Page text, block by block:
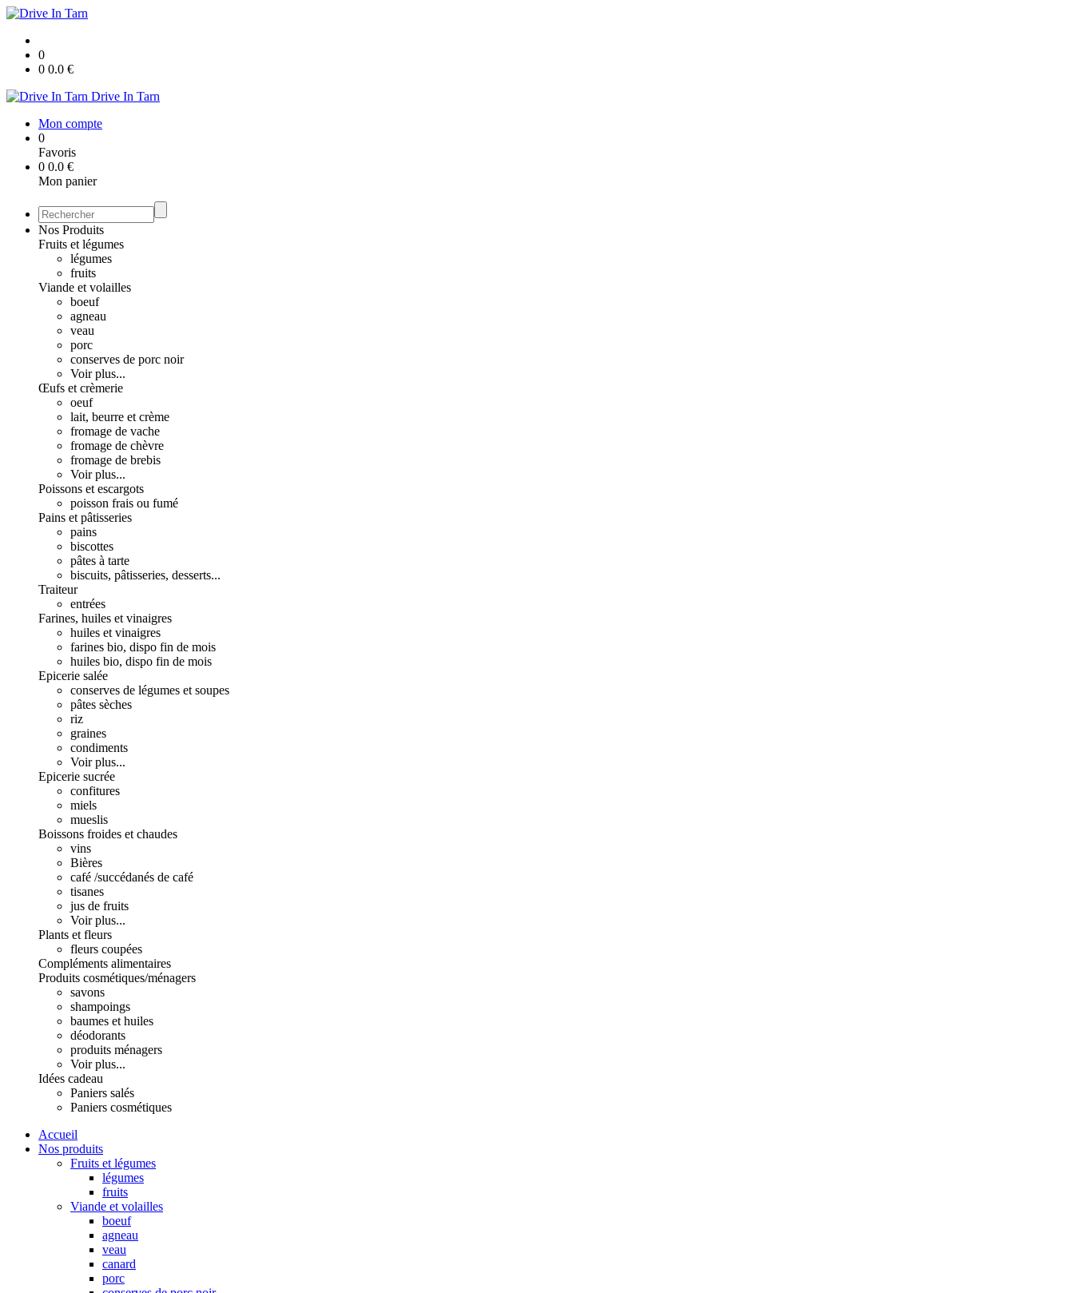
0
0 0.0 €
Drive In Tarn
Mon compte
0
Favoris
0 0.0 €
Mon panier
Nos Produits
Fruits et légumes
légumes
fruits
Viande et volailles
boeuf
agneau
veau
porc
conserves de porc noir
Voir plus...
Œufs et crèmerie
oeuf
lait, beurre et crème
fromage de vache
fromage de chèvre
fromage de brebis
Voir plus...
Poissons et escargots
poisson frais ou fumé
Pains et pâtisseries
pains
biscottes
pâtes à tarte
biscuits, pâtisseries, desserts...
Traiteur
entrées
Farines, huiles et vinaigres
huiles et vinaigres
farines bio, dispo fin de mois
huiles bio, dispo fin de mois
Epicerie salée
conserves de légumes et soupes
pâtes sèches
riz
graines
condiments
Voir plus...
Epicerie sucrée
confitures
miels
mueslis
Boissons froides et chaudes
vins
Bières
café /succédanés de café
tisanes
jus de fruits
Voir plus...
Plants et fleurs
fleurs coupées
Compléments alimentaires
Produits cosmétiques/ménagers
savons
shampoings
baumes et huiles
déodorants
produits ménagers
Voir plus...
Idées cadeau
Paniers salés
Paniers cosmétiques
Accueil
Nos produits
Fruits et légumes
légumes
fruits
Viande et volailles
boeuf
agneau
veau
canard
porc